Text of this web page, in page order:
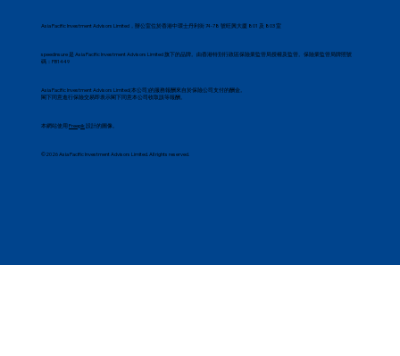
Asia Pacific Investment Advisors Limited，辦公室位於​香港中環士丹利街 74-78 號旺興大廈 801 及 803 室
speedinsure 是 Asia Pacific Investment Advisors Limited 旗下的品牌。由香港特別行政區保險業監管局授權及監管。保險業監管局牌照號
碼：FB1449
Asia Pacific Investment Advisors Limited(本公司)的服務報酬來自於保險公司支付的酬金。
閣下同意進行保險交易即表示閣下同意本公司收取該等報酬。
©2026 Asia Pacific Investment Advisors Limited. All rights reserved.
本網站使用Freepik設計的圖像。